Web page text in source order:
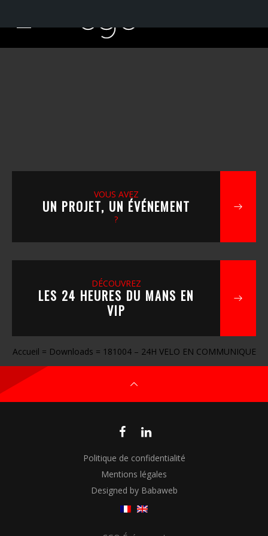
VOUS AVEZ
UN PROJET, UN ÉVÉNEMENT
?
DÉCOUVREZ
LES 24 HEURES DU MANS EN
VIP
Accueil = Downloads = 181004 – 24H VELO EN COMMUNIQUE
Politique de confidentialité
Mentions légales
Designed by Babaweb